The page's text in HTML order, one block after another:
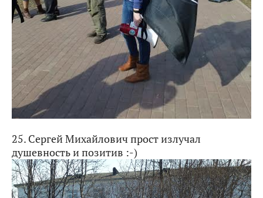
25. Сергей Михайлович прост излучал
душевность и позитив :-)